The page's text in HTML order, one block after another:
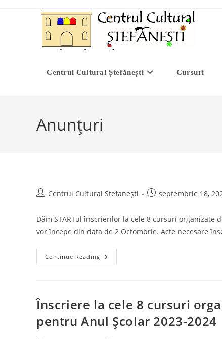
Centrul Cultural Ștefănești Cursuri
Anunțuri
PostCentrul Cultural Stefanești
Postseptembrie 18,
Dăm STARTul înscrierilor la cele 8 cursuri
vor începe din data de 2 Octombrie. Acte necesare
Continue Reading
Înscriere la cele 8 cursuri
pentru Anul Școlar 2023-2024